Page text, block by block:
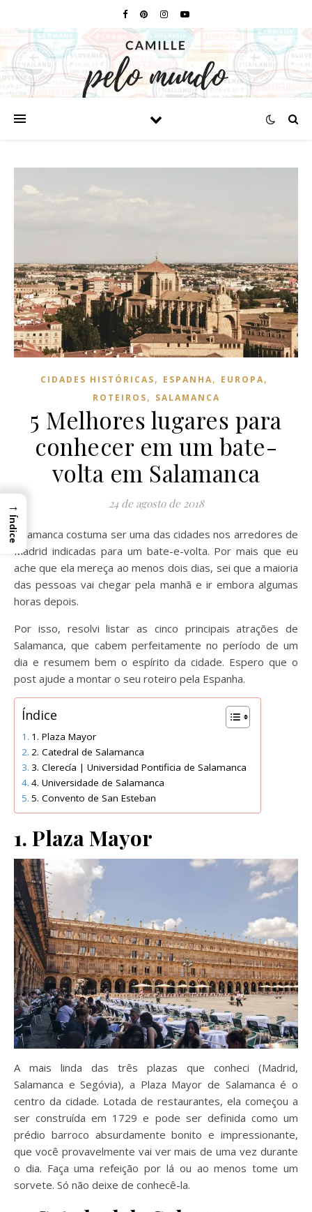
CIDADES HISTÓRICAS, ESPANHA, EUROPA,
ROTEIROS, SALAMANCA
5 Melhores lugares para
conhecer em um bate-
volta em Salamanca
24 de agosto de 2018
Salamanca costuma ser uma das cidades nos arredores de
Madrid indicadas para um bate-e-volta. Por mais que eu
ache que ela mereça ao menos dois dias, sei que a maioria
das pessoas vai chegar pela manhã e ir embora algumas
horas depois.
Por isso, resolvi listar as cinco principais atrações de
Salamanca, que cabem perfeitamente no período de um
dia e resumem bem o espírito da cidade. Espero que o
post ajude a montar o seu roteiro pela Espanha.
Índice
1. Plaza Mayor
2. Catedral de Salamanca
3. Clerecía | Universidad Pontificia de Salamanca
4. Universidade de Salamanca
5. Convento de San Esteban
1. Plaza Mayor
A mais linda das três plazas que conheci (Madrid,
Salamanca e Segóvia), a Plaza Mayor de Salamanca é o
centro da cidade. Lotada de restaurantes, ela começou a
ser construída em 1729 e pode ser definida como um
prédio barroco absurdamente bonito e impressionante,
que você provavelmente vai ver mais de uma vez durante
o dia. Faça uma refeição por lá ou ao menos tome um
sorvete. Só não deixe de conhecê-la.
→
Índice